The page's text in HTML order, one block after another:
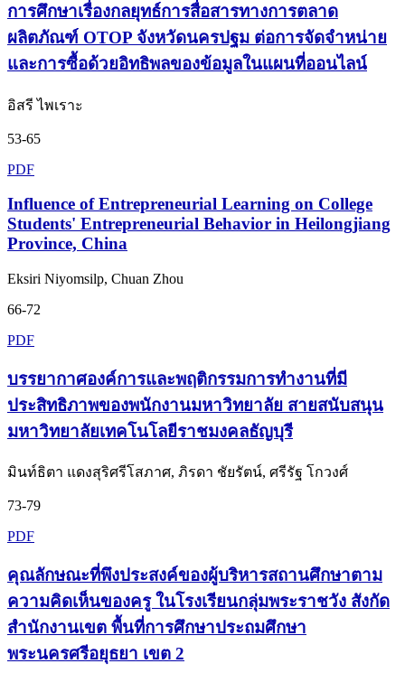
การศึกษาเรื่องกลยุทธ์การสื่อสารทางการตลาด
ผลิตภัณฑ์ OTOP จังหวัดนครปฐม ต่อการจัดจำหน่าย
และการซื้อด้วยอิทธิพลของข้อมูลในแผนที่ออนไลน์
อิสรี ไพเราะ
53-65
PDF
Influence of Entrepreneurial Learning on College
Students' Entrepreneurial Behavior in Heilongjiang
Province, China
Eksiri Niyomsilp, Chuan Zhou
66-72
PDF
บรรยากาศองค์การและพฤติกรรมการทำงานที่มี
ประสิทธิภาพของพนักงานมหาวิทยาลัย สายสนับสนุน
มหาวิทยาลัยเทคโนโลยีราชมงคลธัญบุรี
มินท์ธิตา แดงสุริศรีโสภาศ, ภิรดา ชัยรัตน์, ศรีรัฐ โกวงศ์
73-79
PDF
คุณลักษณะที่พึงประสงค์ของผู้บริหารสถานศึกษาตาม
ความคิดเห็นของครู ในโรงเรียนกลุ่มพระราชวัง สังกัด
สำนักงานเขต พื้นที่การศึกษาประถมศึกษา
พระนครศรีอยุธยา เขต 2